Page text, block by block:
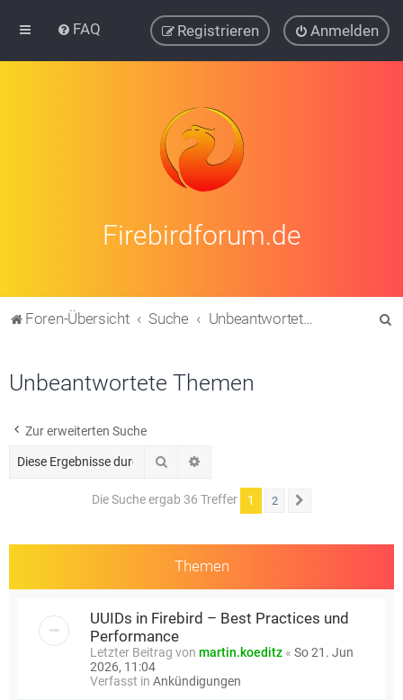
FAQ Anmelden
Registrieren
Firebirdforum.de
Foren-Übersicht Suche Unbeantwortete Themen
Unbeantwortete Themen
Zur erweiterten Suche
Suche
Die Suche ergab 36 Treffer 1 2
Themen
UUIDs in Firebird – Best Practices und
Performance
Letzter Beitrag von martin.koeditz « So 21. Jun
2026, 11:04
Verfasst in Ankündigungen